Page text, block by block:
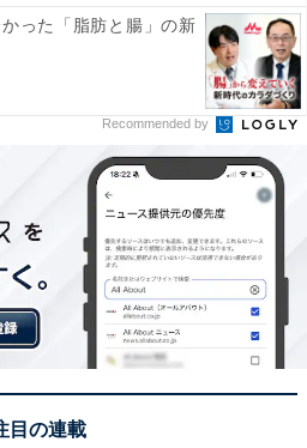
った「脂肪と腸」の新
Recommended by
目の連載